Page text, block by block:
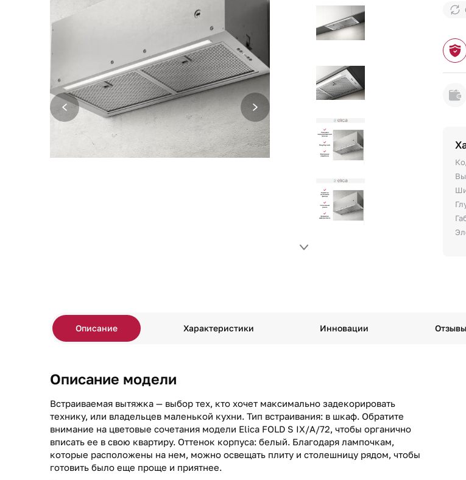
Описание Характеристики Инновации Отзывы
Описание модели
Встраиваемая вытяжка — выбор тех, кто хочет максимально задекорировать
технику, или владельцев маленькой кухни. Тип встраивания: в шкаф. Обратите
внимание на цветовые сочетания модели Elica FOLD S IX/A/72, чтобы органично
вписать ее в свою квартиру. Оттенок корпуса: белый. Благодаря лампочкам,
которые расположены на нем, можно освещать плиту и столешницу рядом, чтобы
готовить было еще проще и приятнее.